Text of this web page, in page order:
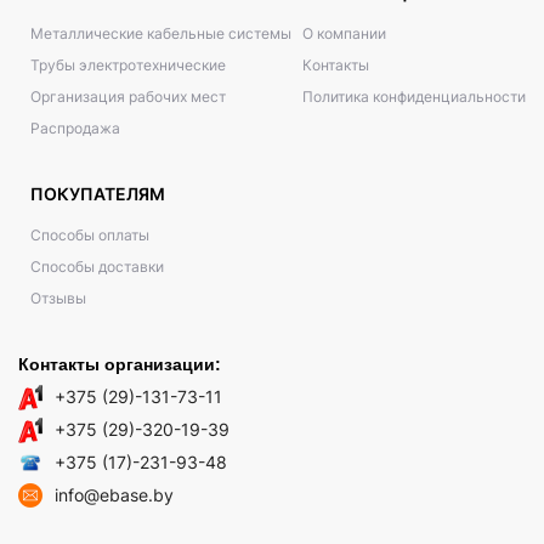
Металлические кабельные системы
Трубы электротехнические
Организация рабочих мест
Распродажа
О компании
Контакты
Политика конфиденциальности
ПОКУПАТЕЛЯМ
Способы оплаты
Способы доставки
Отзывы
Контакты организации:
+375 (29)-131-73-11
+375 (29)-320-19-39
+375 (17)-231-93-48
info@ebase.by